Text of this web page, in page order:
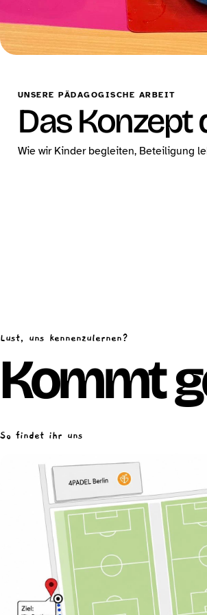
UNSERE PÄDAGOGISCHE ARBEIT
Das Konzept
Wie wir Kinder begleiten, Beteiligung
Lust, uns kennenzulernen?
Kommt
So findet ihr uns